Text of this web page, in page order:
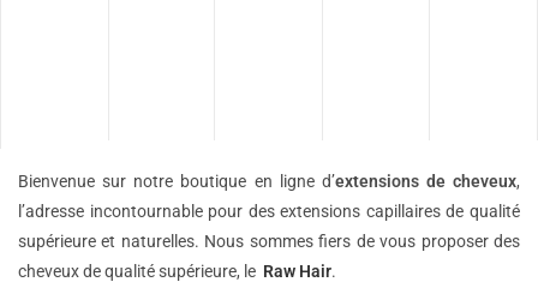
Bienvenue sur notre boutique en ligne d’extensions decheveux,
l’adresse incontournable pour des extensions capillaires de qualité
supérieure et naturelles. Nous sommes fiers de vous proposer des
cheveux de qualité supérieure, le Raw Hair.